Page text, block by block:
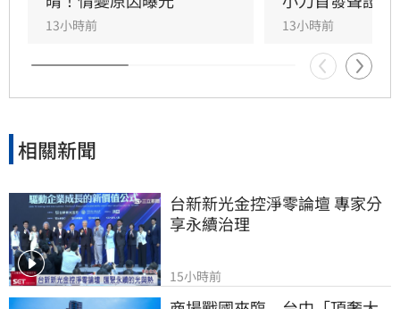
13小時前 13小時前
相關新聞
台新新光金控淨零論壇 專家分
享永續治理
15小時前